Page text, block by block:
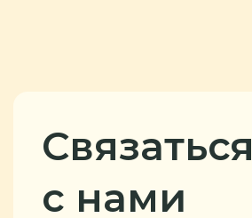
Связаться
с нами